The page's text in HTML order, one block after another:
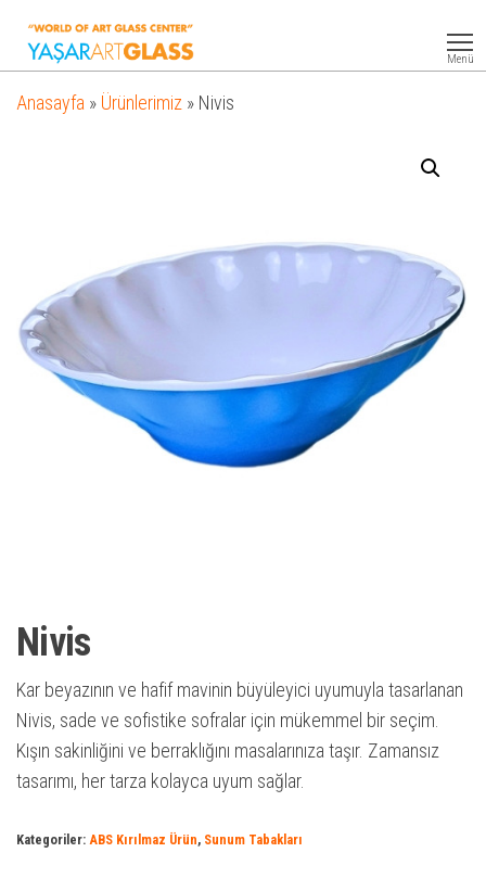
Glass
Menü
Anasayfa » Ürünlerimiz » Nivis
Nivis
Kar beyazının ve hafif mavinin büyüleyici uyumuyla tasarlanan
Nivis, sade ve sofistike sofralar için mükemmel bir seçim.
Kışın sakinliğini ve berraklığını masalarınıza taşır. Zamansız
tasarımı, her tarza kolayca uyum sağlar.
Kategoriler: ABS Kırılmaz Ürün, Sunum Tabakları